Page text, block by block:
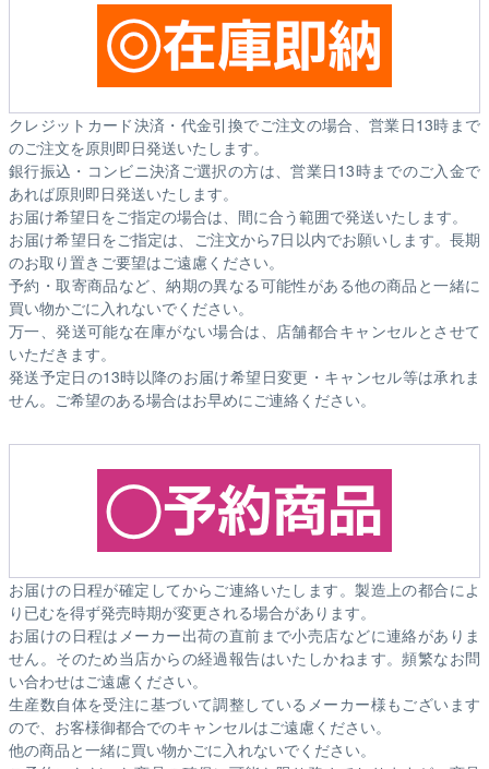
クレジットカード決済・代金引換でご注文の場合、営業日13時まで
のご注文を原則即日発送いたします。
銀行振込・コンビニ決済ご選択の方は、営業日13時までのご入金で
あれば原則即日発送いたします。
お届け希望日をご指定の場合は、間に合う範囲で発送いたします。
お届け希望日をご指定は、ご注文から7日以内でお願いします。長期
のお取り置きご要望はご遠慮ください。
予約・取寄商品など、納期の異なる可能性がある他の商品と一緒に
買い物かごに入れないでください。
万一、発送可能な在庫がない場合は、店舗都合キャンセルとさせて
いただきます。
発送予定日の13時以降のお届け希望日変更・キャンセル等は承れま
せん。ご希望のある場合はお早めにご連絡ください。
お届けの日程が確定してからご連絡いたします。製造上の都合によ
り已むを得ず発売時期が変更される場合があります。
お届けの日程はメーカー出荷の直前まで小売店などに連絡がありま
せん。そのため当店からの経過報告はいたしかねます。頻繁なお問
い合わせはご遠慮ください。
生産数自体を受注に基づいて調整しているメーカー様もございます
ので、お客様御都合でのキャンセルはご遠慮ください。
他の商品と一緒に買い物かごに入れないでください。